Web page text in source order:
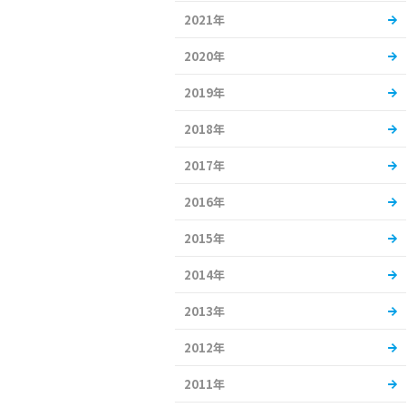
2021年
2020年
2019年
2018年
2017年
2016年
2015年
2014年
2013年
2012年
2011年